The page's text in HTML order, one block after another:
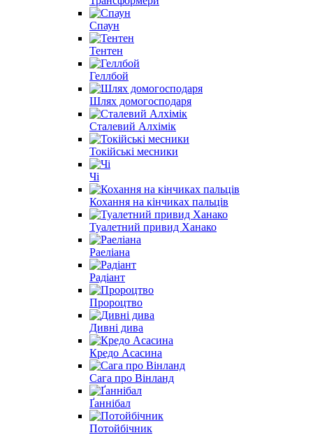
Спаун
Тентен
Геллбой
Шлях домогосподаря
Сталевий Алхімік
Токійські месники
Чі
Кохання на кінчиках пальців
Туалетний привид Ханако
Раеліана
Радіант
Пророцтво
Дивні дива
Кредо Асасина
Сага про Вінланд
Ґаннібал
Потойбічник